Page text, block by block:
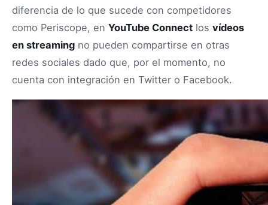
diferencia de lo que sucede con competidores
como Periscope, en YouTube Connect los vídeos
en streaming no pueden compartirse en otras
redes sociales dado que, por el momento, no
cuenta con integración en Twitter o Facebook.